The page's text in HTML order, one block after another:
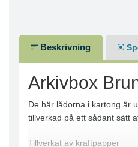
Beskrivning
Arkivbox
De här lådorna i kartong är
tillverkad på ett sådant sätt
Tillverkat av kraftpapper